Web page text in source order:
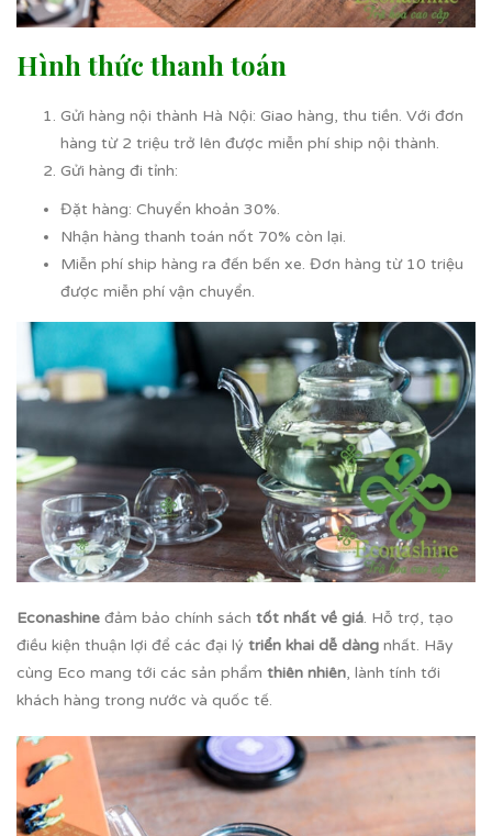
Hình thức thanh toán
Gửi hàng nội thành Hà Nội: Giao hàng, thu tiền. Với đơn
hàng từ 2 triệu trở lên được miễn phí ship nội thành.
Gửi hàng đi tỉnh:
Đặt hàng: Chuyển khoản 30%.
Nhận hàng thanh toán nốt 70% còn lại.
Miễn phí ship hàng ra đến bến xe. Đơn hàng từ 10 triệu
được miễn phí vận chuyển.
Econashine đảm bảo chính sách tốt nhất về giá. Hỗ trợ, tạo
điều kiện thuận lợi để các đại lý triển khai dễ dàng nhất. Hãy
cùng Eco mang tới các sản phẩm thiên nhiên, lành tính tới
khách hàng trong nước và quốc tế.